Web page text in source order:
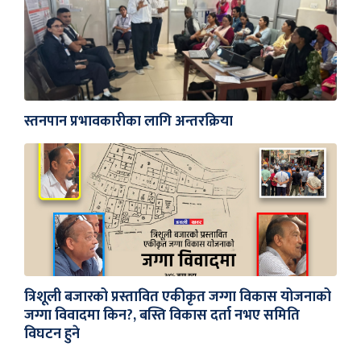
स्तनपान प्रभावकारीका लागि अन्तरक्रिया
त्रिशूली बजारको प्रस्तावित एकीकृत जग्गा विकास योजनाको
जग्गा विवादमा किन?, बस्ति विकास दर्ता नभए समिति
विघटन हुने